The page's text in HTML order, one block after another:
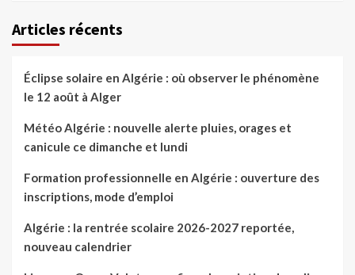
Articles récents
Éclipse solaire en Algérie : où observer le phénomène
le 12 août à Alger
Météo Algérie : nouvelle alerte pluies, orages et
canicule ce dimanche et lundi
Formation professionnelle en Algérie : ouverture des
inscriptions, mode d’emploi
Algérie : la rentrée scolaire 2026-2027 reportée,
nouveau calendrier